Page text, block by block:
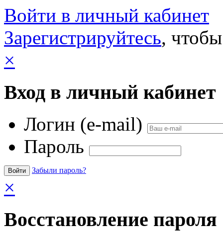
Войти в личный кабинет
Зарегистрируйтесь,
×
Вход в личный кабинет
Логин (e-mail)
Пароль
Забыли пароль?
×
Восстановление пароля